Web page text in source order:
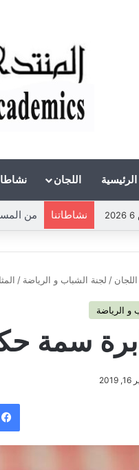
الرئيسية اللجان
نشاطاتنا من
اللجان / لجنة الشباب و الرياضة /
و الرياضة
سمة